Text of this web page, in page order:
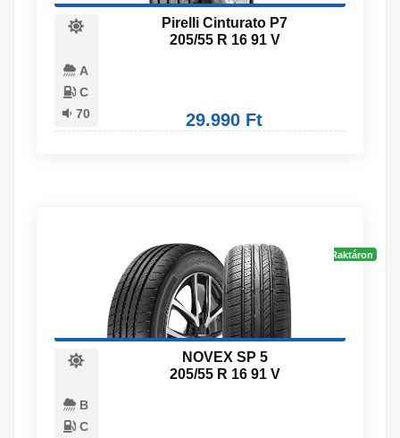
A
C
70
Pirelli Cinturato P7
205/55 R 16 91 V
29.990 Ft
Raktáron
B
C
NOVEX SP 5
205/55 R 16 91 V